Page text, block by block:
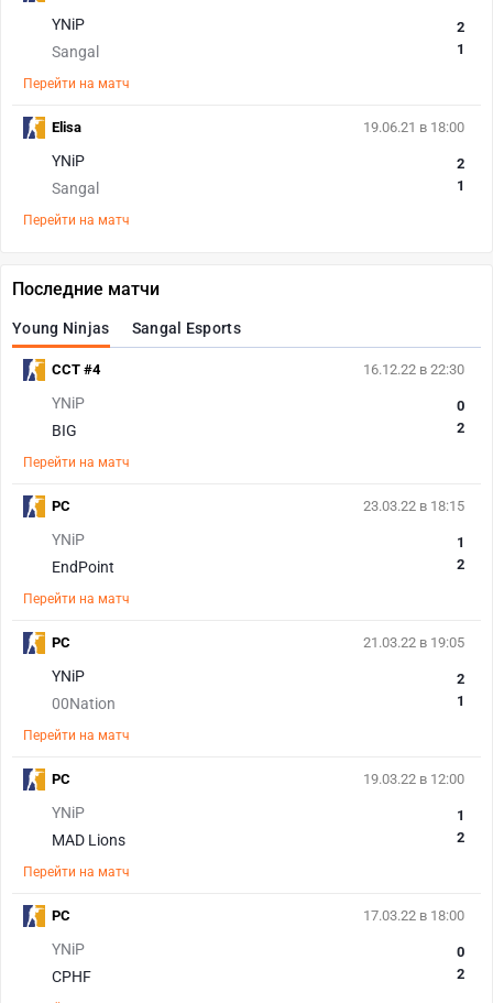
YNiP
Sangal
2
1
Перейти на матч
19.06.21 в 18:00
YNiP
Sangal
2
1
Перейти на матч
Elisa
Последние матчи
Young Ninjas Sangal Esports
16.12.22 в 22:30
YNiP
BIG
0
2
Перейти на матч
CCT #4
23.03.22 в 18:15
YNiP
EndPoint
1
2
Перейти на матч
PC
21.03.22 в 19:05
YNiP
00Nation
2
1
Перейти на матч
PC
19.03.22 в 12:00
YNiP
MAD Lions
1
2
Перейти на матч
PC
17.03.22 в 18:00
YNiP
CPHF
0
2
PC